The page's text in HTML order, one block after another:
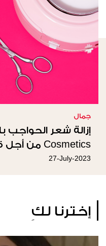
جمال
Cosmetics من أجل قضية!
27-July-2023
إخترنا لكِ